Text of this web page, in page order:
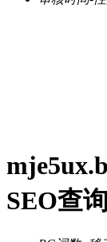
SEO查